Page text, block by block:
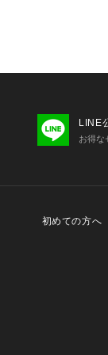
LINE
お得な
初めての方へ
特定
Cookie
三井不動産グループ ソ